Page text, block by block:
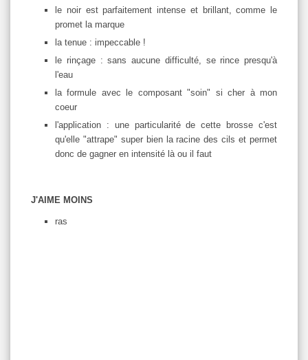
le noir est parfaitement intense et brillant, comme le
promet la marque
la tenue : impeccable !
le rinçage : sans aucune difficulté, se rince presqu'à
l'eau
la formule avec le composant "soin" si cher à mon
coeur
l'application : une particularité de cette brosse c'est
qu'elle "attrape" super bien la racine des cils et permet
donc de gagner en intensité là ou il faut
J'AIME MOINS
ras